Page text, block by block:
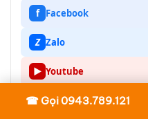
f Facebook
Z Zalo
▶ Youtube
☎ Gọi 0943.789.121